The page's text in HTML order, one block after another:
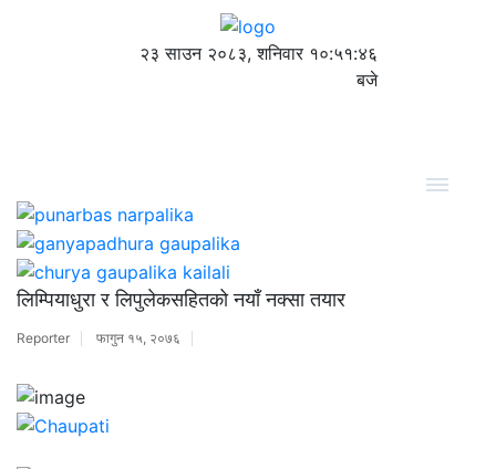
२३ साउन २०८३, शनिवार १०:५१:४६
बजे
लिम्पियाधुरा र लिपुलेकसहितको नयाँ नक्सा तयार
Reporter फागुन १५, २०७६